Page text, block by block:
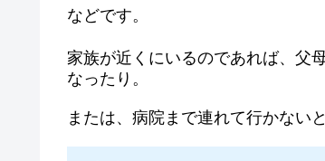
などです。
家族が近くにいるのであれば、父
なったり。
または、病院まで連れて行かない